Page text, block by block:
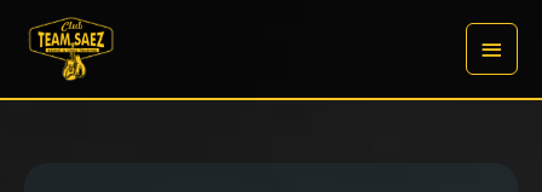
contenido
Menú